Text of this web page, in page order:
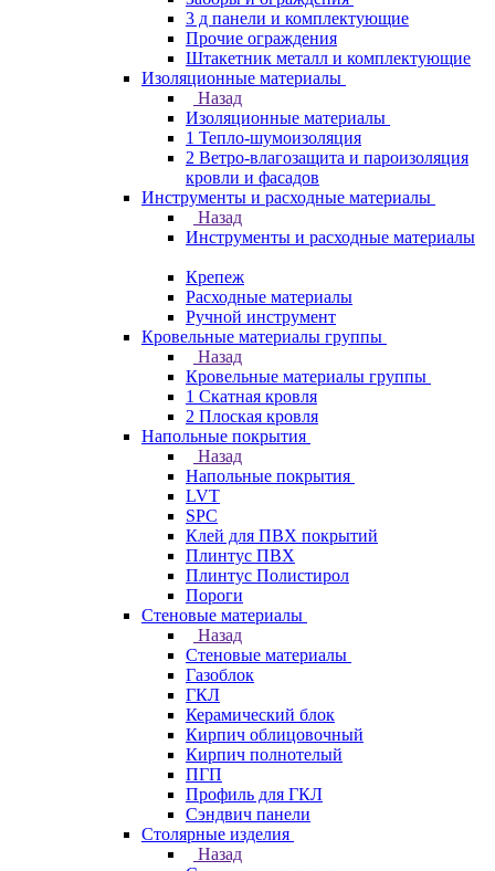
3 д панели и комплектующие
Прочие ограждения
Штакетник металл и комплектующие
Изоляционные материалы
Назад
Изоляционные материалы
1 Тепло-шумоизоляция
2 Ветро-влагозащита и пароизоляция
кровли и фасадов
Инструменты и расходные материалы
Назад
Инструменты и расходные материалы
Крепеж
Расходные материалы
Ручной инструмент
Кровельные материалы группы
Назад
Кровельные материалы группы
1 Скатная кровля
2 Плоская кровля
Напольные покрытия
Назад
Напольные покрытия
LVT
SPC
Клей для ПВХ покрытий
Плинтус ПВХ
Плинтус Полистирол
Пороги
Стеновые материалы
Назад
Стеновые материалы
Газоблок
ГКЛ
Керамический блок
Кирпич облицовочный
Кирпич полнотелый
ПГП
Профиль для ГКЛ
Сэндвич панели
Столярные изделия
Назад